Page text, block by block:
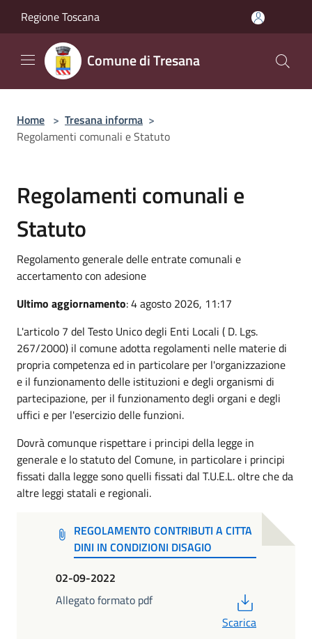
Regione Toscana
Comune di Tresana
Home > Tresana informa >
Regolamenti comunali e Statuto
Regolamenti comunali e
Statuto
Regolamento generale delle entrate comunali e
accertamento con adesione
Ultimo aggiornamento: 4 agosto 2026, 11:17
L'articolo 7 del Testo Unico degli Enti Locali ( D. Lgs.
267/2000) il comune adotta regolamenti nelle materie di
propria competenza ed in particolare per l'organizzazione
e il funzionamento delle istituzioni e degli organismi di
partecipazione, per il funzionamento degli organi e degli
uffici e per l'esercizio delle funzioni.
Dovrà comunque rispettare i principi della legge in
generale e lo statuto del Comune, in particolare i principi
fissati dalla legge sono quelli fissati dal T.U.E.L. oltre che da
altre leggi statali e regionali.
REGOLAMENTO CONTRIBUTI A CITTA
DINI IN CONDIZIONI DISAGIO
02-09-2022
Allegato formato pdf
Scarica